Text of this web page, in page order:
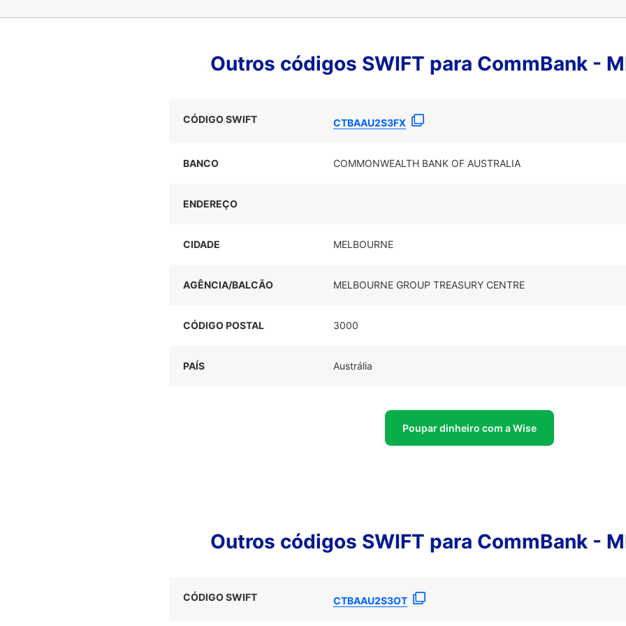
Outros códigos SWIFT para CommBank -
CÓDIGO SWIFT CTBAAU2S3FX
BANCO COMMONWEALTH BANK OF AUSTRALIA
ENDEREÇO
CIDADE MELBOURNE
AGÊNCIA/BALCÃO MELBOURNE GROUP TREASURY CENTRE
CÓDIGO POSTAL 3000
PAÍS Austrália
Poupar dinheiro com a Wise
Outros códigos SWIFT para CommBank -
CÓDIGO SWIFT CTBAAU2S3OT